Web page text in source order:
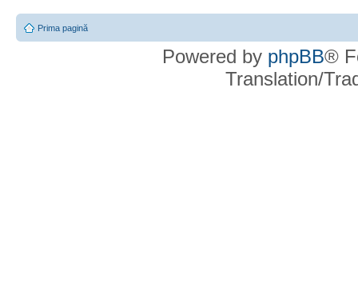
Prima pagină
Powered by phpBB®
Translation/